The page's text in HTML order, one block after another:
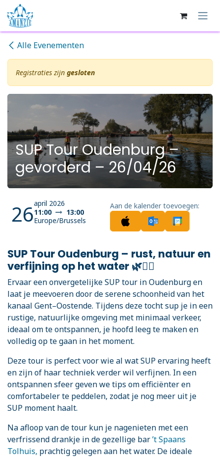
Overslaan naar inhoud
Alle Evenementen
Registraties zijn gesloten
SUP Tour Oudenburg –
gevorderd – 26/04/26
26april 2026
11:00
13:00
Europe/Brussels
Aan de kalender toevoegen:
SUP Tour Oudenburg – rust, natuur en
verfijning op het water 🌿🏄‍♀️
Ervaar een onvergetelijke SUP tour in Oudenburg en
laat je meevoeren door de serene schoonheid van het
kanaal Gent–Oostende. Tijdens deze tocht sup je in een
rustige, natuurlijke omgeving met minimaal verkeer,
ideaal om te ontspannen, je hoofd leeg te maken en
volledig op te gaan in het moment.
Deze tour is perfect voor wie al wat SUP ervaring heeft
en zijn of haar techniek verder wil verfijnen. In een
ontspannen sfeer geven we tips om efficiënter en
comfortabeler te peddelen, zodat je nog meer uit je
SUP moment haalt.
Na afloop van de tour kun je nagenieten met een
verfrissend drankje in de gezellige bar’t Spaans
Tolhuis, prachtig gelegen aan het water. De ideale